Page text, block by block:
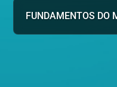
FUNDAMENTOS DO